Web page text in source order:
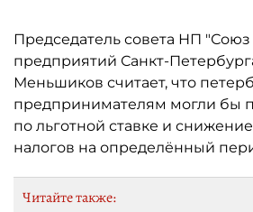
Председатель совета НП
предприятий Санкт-
Меньшиков считает, что
предпринимателям могли бы
по льготной ставке и
налогов на определённый
Читайте также: